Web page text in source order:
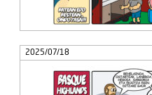
2025/07/18